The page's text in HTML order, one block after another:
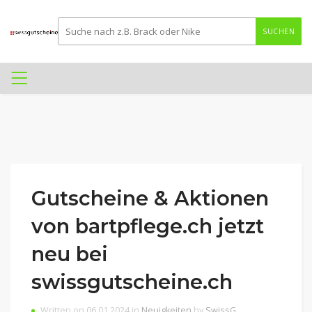
SUCHEN
Gutscheine & Aktionen
von bartpflege.ch jetzt
neu bei
swissgutscheine.ch